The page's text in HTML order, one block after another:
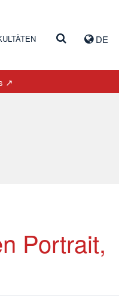
DE
↗
Portrait,